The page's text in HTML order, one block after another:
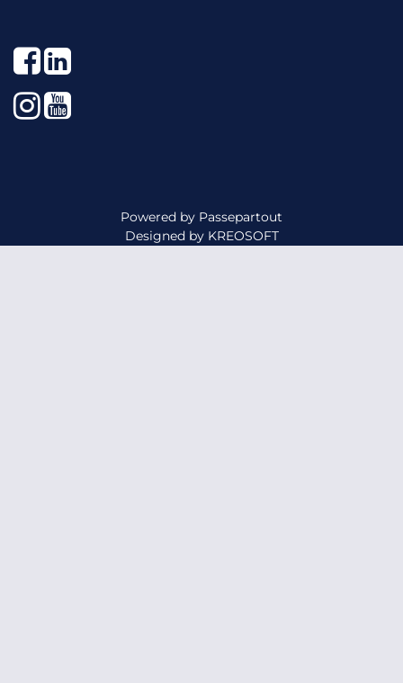
Facebook
LinkedIn
Instagram
YouTube
Powered by Passepartout
Designed by KREOSOFT